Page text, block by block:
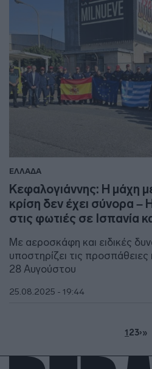
ΕΛΛΑΔΑ
Κεφαλογιάννης: Η μάχη
κρίση δεν έχει σύνορα –
στις φωτιές σε Ισπανία
Με αεροσκάφη και ειδικές
υποστηρίζει τις
28 Αυγούστου
25.08.2025 - 19:44
123›»